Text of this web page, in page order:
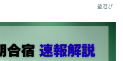
塾選び